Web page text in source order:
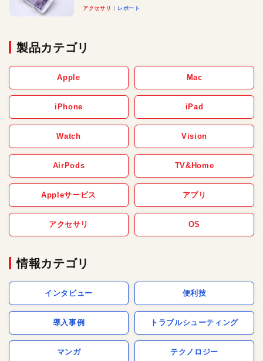
べる楽しさも
アクセサリ レポート
製品カテゴリ
Apple Mac
iPhone iPad
Watch Vision
AirPods TV&Home
Appleサービス アプリ
アクセサリ OS
情報カテゴリ
インタビュー 便利技
導入事例 トラブルシューティング
マンガ テクノロジー